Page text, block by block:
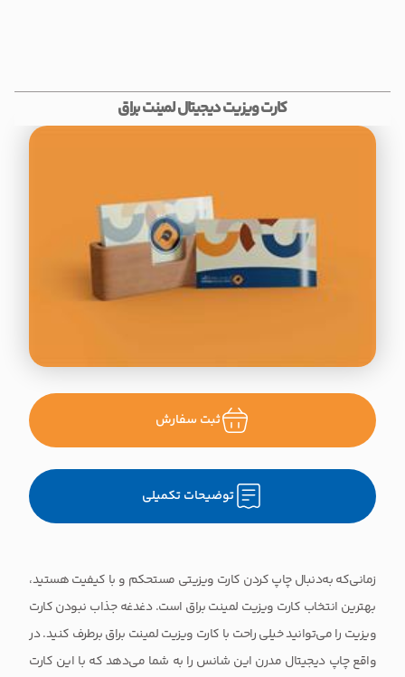
کارت ویزیت دیجیتال لمینت براق
زمانی‌که به‌دنبال چاپ کردن کارت ویزیتی مستحکم و با کیفیت هستید،
بهترین انتخاب کارت ویزیت لمینت براق است. دغدغه‌ جذاب نبودن کارت
ویزیت را می‌توانید خیلی راحت با کارت ویزیت لمینت براق برطرف کنید. در
واقع چاپ دیجیتال مدرن این شانس را به شما می‌دهد که با این کارت
ثبت سفارش
توضیحات تکمیلی